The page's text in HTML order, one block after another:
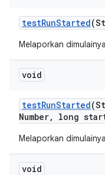
testRunStarted
Melaporkan
void
testRunStarted
Number, long
Melaporkan
void